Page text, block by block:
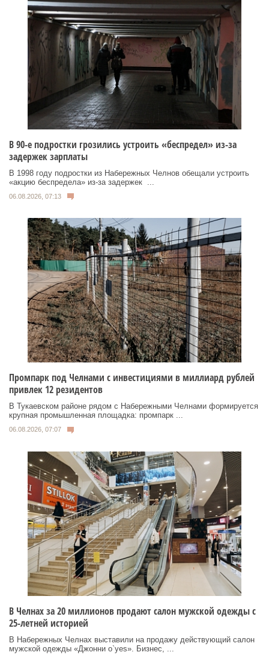
В 90-е подростки грозились устроить «беспредел» из-за
задержек зарплаты
В 1998 году подростки из Набережных Челнов обещали устроить
«акцию беспредела» из‑за задержек ...
06.08.2026, 07:13
Промпарк под Челнами с инвестициями в миллиард рублей
привлек 12 резидентов
В Тукаевском районе рядом с Набережными Челнами формируется
крупная промышленная площадка: промпарк ...
06.08.2026, 07:07
В Челнах за 20 миллионов продают салон мужской одежды с
25-летней историей
В Набережных Челнах выставили на продажу действующий салон
мужской одежды «Джонни о`yes». Бизнес, ...